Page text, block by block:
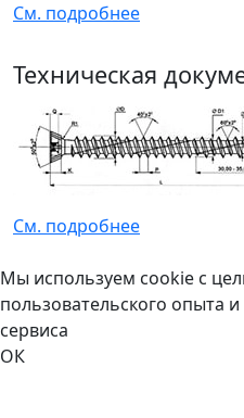
См. подробнее
Техническая
См. подробнее
Мы используем cookie с
пользовательского опыта
сервиса
ОК